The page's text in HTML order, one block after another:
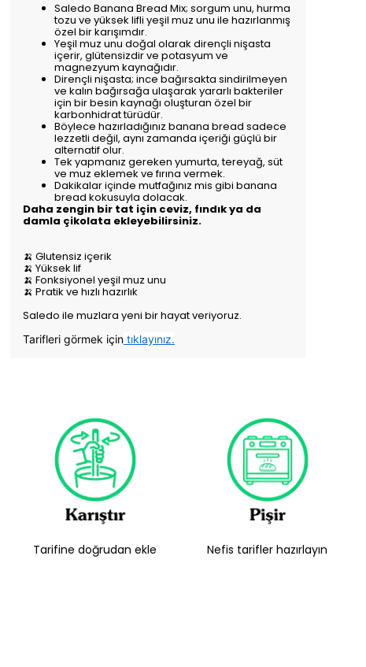
Saledo Banana Bread Mix; sorgum unu, hurma
tozu ve yüksek lifli yeşil muz unu ile hazırlanmış
özel bir karışımdır.
Yeşil muz unu doğal olarak dirençli nişasta
içerir, glütensizdir ve potasyum ve
magnezyum kaynağıdır.
Dirençli nişasta; ince bağırsakta sindirilmeyen
ve kalın bağırsağa ulaşarak yararlı bakteriler
için bir besin kaynağı oluşturan özel bir
karbonhidrat türüdür.
Böylece hazırladığınız banana bread sadece
lezzetli değil, aynı zamanda içeriği güçlü bir
alternatif olur.
Tek yapmanız gereken yumurta, tereyağ, süt
ve muz eklemek ve fırına vermek.
Dakikalar içinde mutfağınız mis gibi banana
bread kokusuyla dolacak.
Daha zengin bir tat için ceviz, fındık ya da
damla çikolata ekleyebilirsiniz.
🍌 Glutensiz içerik
🍌 Yüksek lif
🍌 Fonksiyonel yeşil muz unu
🍌 Pratik ve hızlı hazırlık
Saledo ile muzlara yeni bir hayat veriyoruz.
Tarifleri görmek için tıklayınız.
Tarifine doğrudan ekle Nefis tarifler hazırlayın